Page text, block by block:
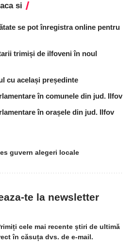
si
se pot înregistra online pentru
trimiși de ilfoveni în noul
cu același președinte
în comunele din jud. Ilfov
în orașele din jud. Ilfov
guvern alegeri locale
te la newsletter
cele mai recente știri de ultimă
în căsuța dvs. de e-mail.